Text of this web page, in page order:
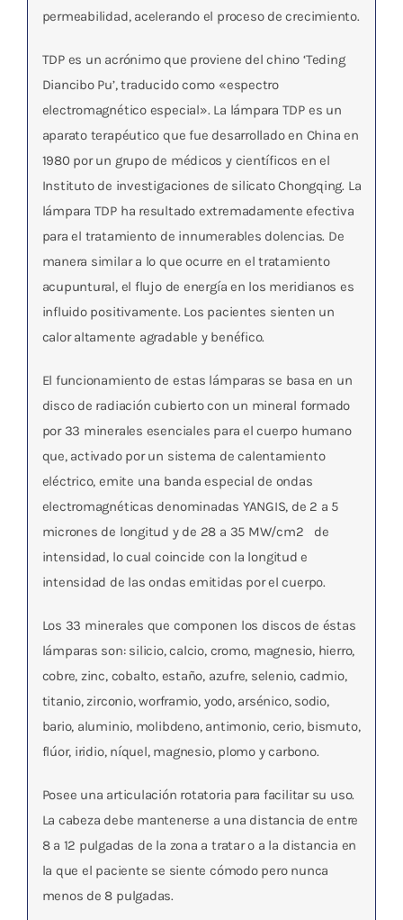
permeabilidad, acelerando el proceso de crecimiento.
TDP es un acrónimo que proviene del chino ‘Teding
Diancibo Pu’, traducido como «espectro
electromagnético especial». La lámpara TDP es un
aparato terapéutico que fue desarrollado en China en
1980 por un grupo de médicos y científicos en el
Instituto de investigaciones de silicato Chongqing. La
lámpara TDP ha resultado extremadamente efectiva
para el tratamiento de innumerables dolencias. De
manera similar a lo que ocurre en el tratamiento
acupuntural, el flujo de energía en los meridianos es
influido positivamente. Los pacientes sienten un
calor altamente agradable y benéfico.
El funcionamiento de estas lámparas se basa en un
disco de radiación cubierto con un mineral formado
por 33 minerales esenciales para el cuerpo humano
que, activado por un sistema de calentamiento
eléctrico, emite una banda especial de ondas
electromagnéticas denominadas YANGIS, de 2 a 5
micrones de longitud y de 28 a 35 MW/cm2 de
intensidad, lo cual coincide con la longitud e
intensidad de las ondas emitidas por el cuerpo.
Los 33 minerales que componen los discos de éstas
lámparas son: silicio, calcio, cromo, magnesio, hierro,
cobre, zinc, cobalto, estaño, azufre, selenio, cadmio,
titanio, zirconio, worframio, yodo, arsénico, sodio,
bario, aluminio, molibdeno, antimonio, cerio, bismuto,
flúor, iridio, níquel, magnesio, plomo y carbono.
Posee una articulación rotatoria para facilitar su uso.
La cabeza debe mantenerse a una distancia de entre
8 a 12 pulgadas de la zona a tratar o a la distancia en
la que el paciente se siente cómodo pero nunca
menos de 8 pulgadas.